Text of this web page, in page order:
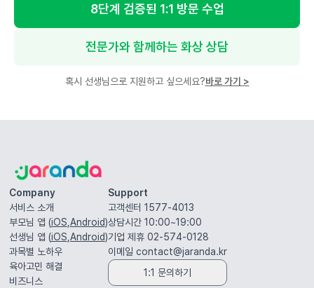
8단계 검증된 1:1 방문 수업
전문가와 함께하는 화상 상담
혹시 선생님으로 지원하고 싶으세요?바로 가기 >
Company
서비스 소개
부모님 앱 (iOS Android)
선생님 앱 (iOS Android)
과목별 노하우
육아고민 해결
비즈니스
Support
고객센터 1577-4013
상담시간 10:00~19:00
기업 제휴 02-574-0128
이메일 contact@jaranda.kr
1:1 문의하기